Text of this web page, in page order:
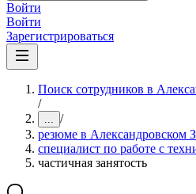
Войти
Войти
Зарегистрироваться
Поиск сотрудников в
/
... /
резюме в Александровском
специалист по работе с
частичная занятость